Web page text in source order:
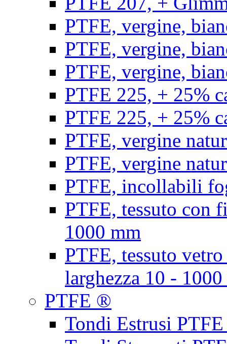
PTFE, vergine,
PTFE, vergine,
PTFE, vergine,
PTFE 225, + 25%
PTFE 225, + 25%
PTFE, vergine
PTFE, vergine
PTFE, incollabili
PTFE, tessuto con
1000 mm
PTFE, tessuto
larghezza 10 -
PTFE ®
Tondi Estrusi